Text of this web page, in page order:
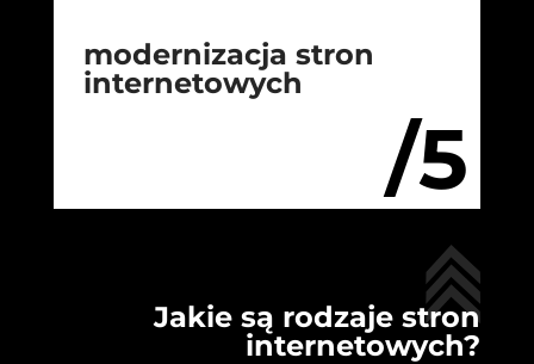
/5
modernizacja stron
internetowych
Jakie są rodzaje stron
internetowych?